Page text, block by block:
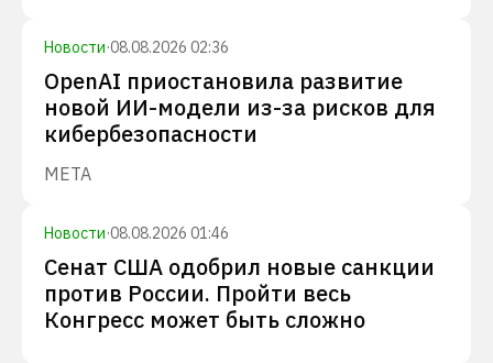
Новости·08.08.2026 02:36
OpenAI приостановила развитие
новой ИИ-модели из-за рисков для
кибербезопасности
META
Новости·08.08.2026 01:46
Сенат США одобрил новые санкции
против России. Пройти весь
Конгресс может быть сложно